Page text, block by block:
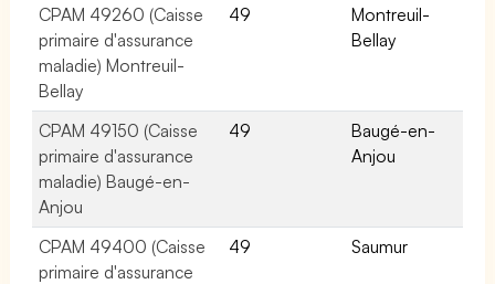
CPAM 49260 (Caisse
primaire d'assurance
maladie) Montreuil-
Bellay
49
Montreuil-
Bellay
CPAM 49150 (Caisse
primaire d'assurance
maladie) Baugé-en-
Anjou
49
Baugé-en-
Anjou
CPAM 49400 (Caisse
primaire d'assurance
49 Saumur